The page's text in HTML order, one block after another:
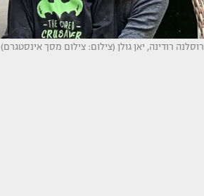
רוסלנה רודינה, יאן גולן (צילום: צילום מסך אינסטגרם)